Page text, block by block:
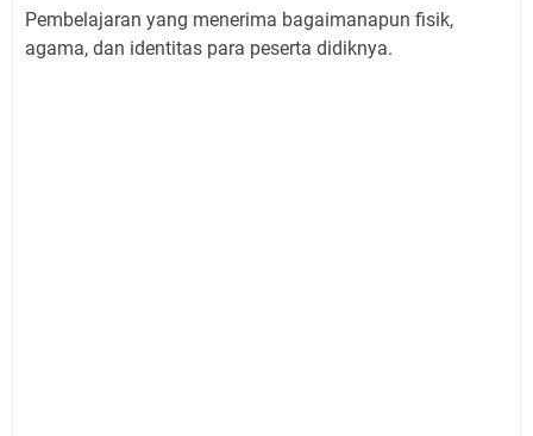
Pembelajaran yang menerima bagaimanapun fisik,
agama, dan identitas para peserta didiknya.